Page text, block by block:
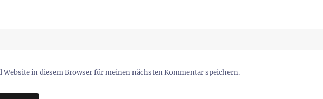
in diesem Browser für meinen nächsten Kommentar speichern.